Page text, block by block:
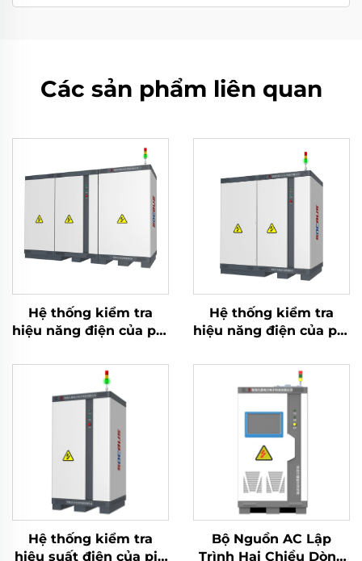
Các sản phẩm liên quan
Hệ thống kiểm tra
hiệu năng điện của pin
Hệ thống kiểm tra
hiệu năng điện của pin
Hệ thống kiểm tra
hiệu suất điện của pin
Bộ Nguồn AC Lập
Trình Hai Chiều Dòng